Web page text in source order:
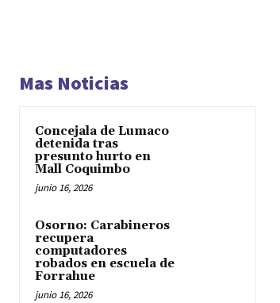
Mas Noticias
Concejala de Lumaco
detenida tras
presunto hurto en
Mall Coquimbo
junio 16, 2026
Osorno: Carabineros
recupera
computadores
robados en escuela de
Forrahue
junio 16, 2026